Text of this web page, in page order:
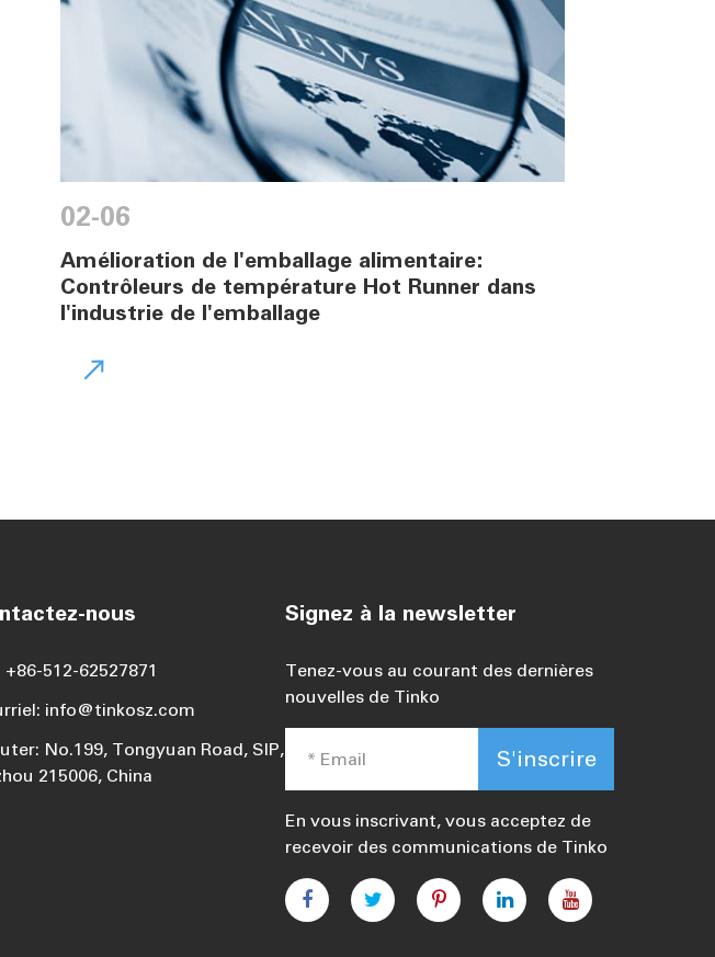
02-06
Amélioration de l'emballage alimentaire:
Contrôleurs de température Hot Runner dans
l'industrie de l'emballage

nous
+86-512-62527871
info@tinkosz.com
No.199, Tongyuan Road, SIP,
215006, China
Signez à la newsletter
Tenez-vous au courant des dernières
nouvelles de Tinko
S'inscrire
En vous inscrivant, vous acceptez de
recevoir des communications de Tinko